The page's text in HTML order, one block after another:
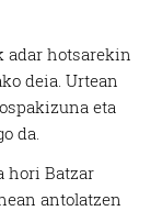
adar hotsarekin
deia. Urtean
eta
da.
hori Batzar
antolatzen